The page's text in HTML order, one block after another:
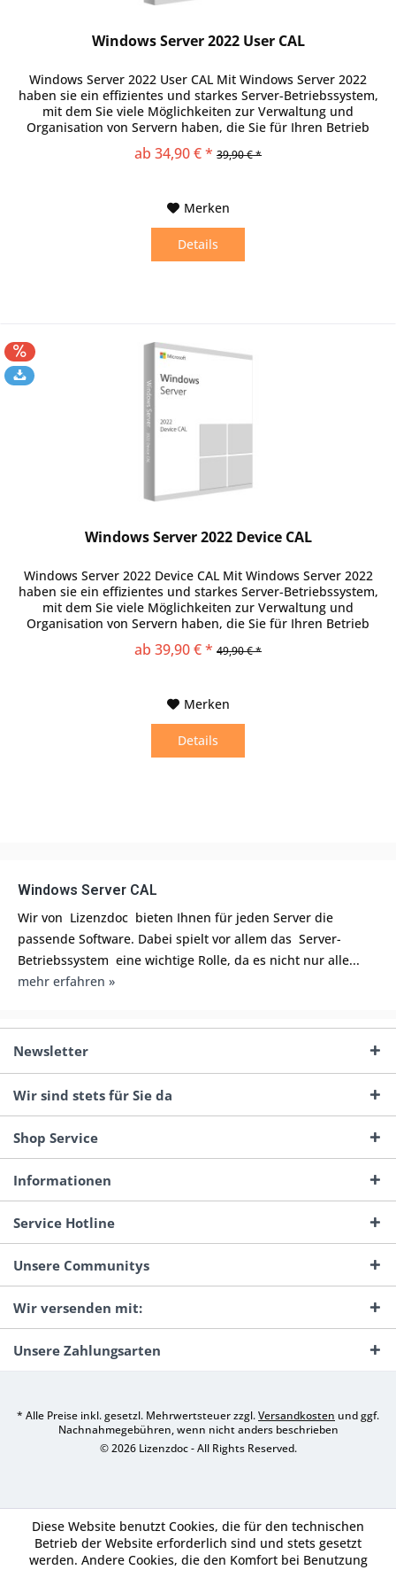
Windows Server 2022 User CAL
Windows Server 2022 User CAL Mit Windows Server 2022
haben sie ein effizientes und starkes Server-Betriebssystem,
mit dem Sie viele Möglichkeiten zur Verwaltung und
Organisation von Servern haben, die Sie für Ihren Betrieb
benötigen. Um die nützlichen Funktionen allerdings im vollen
Umfang zu verwenden, sind zusätzliche Zugriffslizenzen nötig,
ab 34,90 € * 39,90 € *
Merken
Details
Windows Server 2022 Device CAL
Windows Server 2022 Device CAL Mit Windows Server 2022
haben sie ein effizientes und starkes Server-Betriebssystem,
mit dem Sie viele Möglichkeiten zur Verwaltung und
Organisation von Servern haben, die Sie für Ihren Betrieb
benötigen. Um die nützlichen Funktionen allerdings im vollen
Umfang zu verwenden, sind zusätzliche Zugriffslizenzen nötig,
ab 39,90 € * 49,90 € *
Merken
Details
Windows Server CAL
Wir von Lizenzdoc bieten Ihnen für jeden Server die
passende Software. Dabei spielt vor allem das Server-
Betriebssystem eine wichtige Rolle, da es nicht nur alle...
mehr erfahren »
Newsletter
Wir sind stets für Sie da
Shop Service
Informationen
Service Hotline
Unsere Communitys
Wir versenden mit:
Unsere Zahlungsarten
* Alle Preise inkl. gesetzl. Mehrwertsteuer zzgl.Versandkosten und ggf.
Nachnahmegebühren, wenn nicht anders beschrieben
© 2026 Lizenzdoc - All Rights Reserved.
Diese Website benutzt Cookies, die für den technischen
Betrieb der Website erforderlich sind und stets gesetzt
werden. Andere Cookies, die den Komfort bei Benutzung